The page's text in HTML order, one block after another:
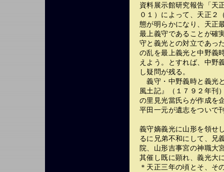
資料展示館研究報告「天
０１）によって、天正２
態が明らかになり、天正
最上義守であることが確
守と義光との対立であっ
の乱を最上義光と中野義
えよう。とすれば、中野
し疑問が残る。
義守・中野義時と義光
風土記』（１７９２年刊
の里見光當氏らが作成を
平田一元が遺志をついで
義守嫡義光に山形を領せ
るに兄弟不和にして、兄
院、山形吉事宮の神職大
其催し既に顕れ、義光大
＊天正三年の頃とそ、そ